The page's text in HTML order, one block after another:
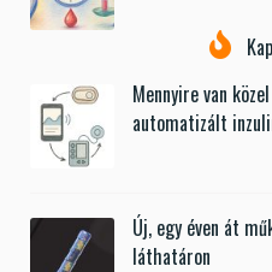
Mennyire van
automatizált
Új, egy éven át
láthatáron